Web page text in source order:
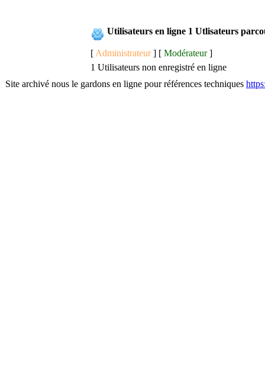
Utilisateurs en ligne 1 Utlisateurs
[ Administrateur] [ Modérateur]
1 Utilisateurs non enregistré en ligne
Site archivé nous le gardons en ligne pour références techniques